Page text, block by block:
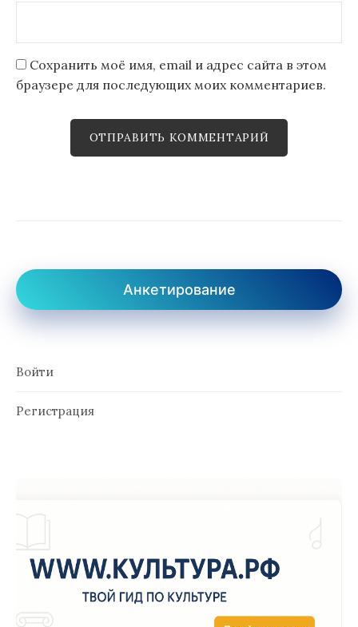
Сохранить моё имя, email и адрес сайта в этом
браузере для последующих моих комментариев.
Анкетирование
Войти
Регистрация